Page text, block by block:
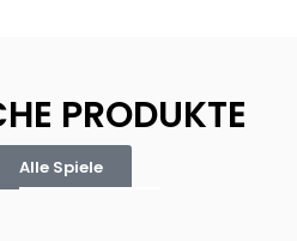
PRODUKTE
Alle Spiele